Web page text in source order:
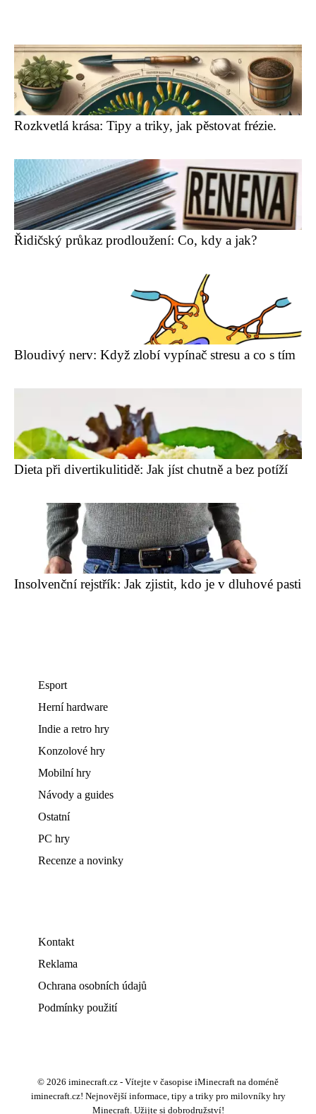
Rozkvetlá krása: Tipy a triky, jak pěstovat frézie.
Řidičský průkaz prodloužení: Co, kdy a jak?
Bloudivý nerv: Když zlobí vypínač stresu a co s tím
Dieta při divertikulitidě: Jak jíst chutně a bez potíží
Insolvenční rejstřík: Jak zjistit, kdo je v dluhové pasti
Esport
Herní hardware
Indie a retro hry
Konzolové hry
Mobilní hry
Návody a guides
Ostatní
PC hry
Recenze a novinky
Kontakt
Reklama
Ochrana osobních údajů
Podmínky použití
© 2026 iminecraft.cz - Vítejte v časopise iMinecraft na doméně
iminecraft.cz! Nejnovější informace, tipy a triky pro milovníky hry
Minecraft. Užijte si dobrodružství!